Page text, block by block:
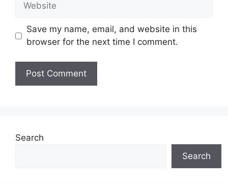
Save my name, email, and website in this
browser for the next time I comment.
Search
Search